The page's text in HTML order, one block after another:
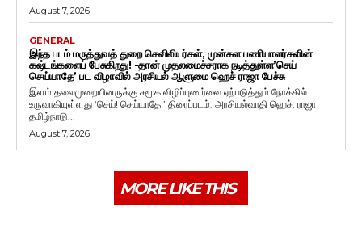
August 7, 2026
GENERAL
இந்த படம் மருத்துவத் துறை செவிலியர்கள், முன்கள பணியாளர்களின்
கஷ்டங்களைப் பேசுகிறது! -தான் முதலமைச்சராக நடித்துள்ள’செய்
செய்யாதே’ பட விழாவில் அரசியல் ஆளுமை ஹெச் ராஜா பேச்சு
இளம் தலைமுறையினருக்கு சமூக விழிப்புணர்வை ஏற்படுத்தும் நோக்கில்
உருவாகியுள்ளது ‘செய்! செய்யாதே!’ திரைப்படம். அரசியல்வாதி ஹெச். ராஜா
தமிழ்நாடு...
August 7, 2026
MORE LIKE THIS